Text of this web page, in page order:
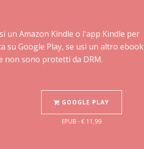
un Amazon Kindle o l'app Kindle per
su Google Play, se usi un altro ebook
non sono protetti da DRM.
GOOGLE PLAY
EPUB - € 11,99